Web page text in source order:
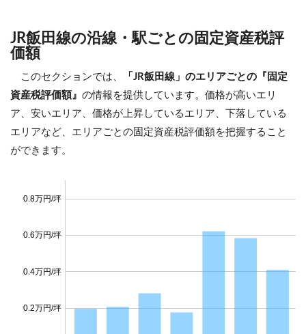
JR飯田線の沿線・駅ごとの固定資産税評
価額
このセクションでは、
「JR飯田線」のエリアごとの『固定
資産税評価額』 の情報を提供しています。価格が高いエリ
ア、安いエリア、価格が上昇しているエリア、下落している
エリアなど、エリアごとの固定資産税評価額を把握すること
ができます。
0.2万円/坪
0.4万円/坪
0.6万円/坪
0.8万円/坪